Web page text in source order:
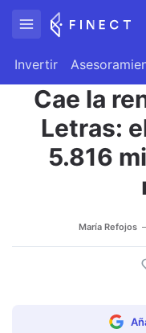
Invertir
Cae la
Letras:
5.816
María Refojos